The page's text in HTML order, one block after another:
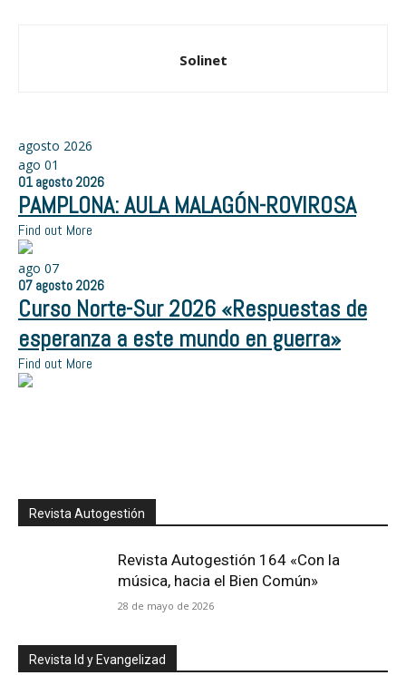
Solinet
agosto 2026
ago 01
01 agosto 2026
PAMPLONA: AULA MALAGÓN-ROVIROSA
Find out More
ago 07
07 agosto 2026
Curso Norte-Sur 2026 «Respuestas de
esperanza a este mundo en guerra»
Find out More
Revista Autogestión
Revista Autogestión 164 «Con la
música, hacia el Bien Común»
28 de mayo de 2026
Revista Id y Evangelizad